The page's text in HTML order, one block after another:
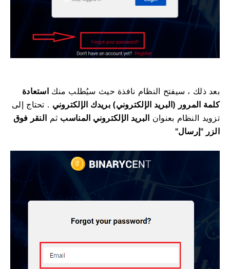
بعد ذلك ، سيفتح النظام نافذة حيث سيُطلب منكاستعادة
كلمة المرور (البريد الإلكتروني) بريدك الإلكتروني . تحتاج إلى
تزويد النظام بعنوان البريد الإلكتروني المناسب ثم النقر فوق
الزر "إرسال"